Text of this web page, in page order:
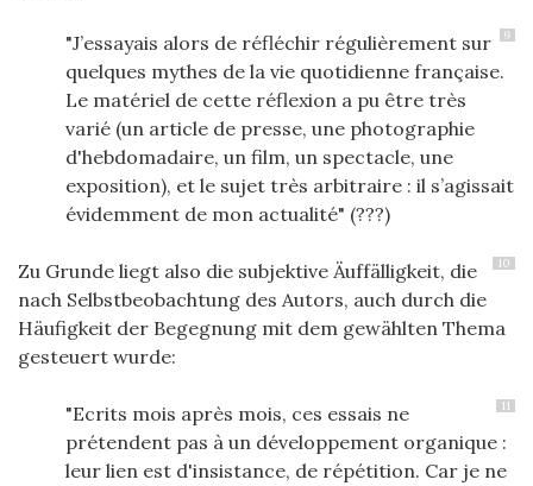
9
"J’essayais alors de réfléchir régulièrement sur
quelques mythes de la vie quotidienne française.
Le matériel de cette réflexion a pu être très
varié (un article de presse, une photographie
d'hebdomadaire, un film, un spectacle, une
exposition), et le sujet très arbitraire : il s’agissait
évidemment de mon actualité" (???)
10
Zu Grunde liegt also die subjektive Äuffälligkeit, die
nach Selbstbeobachtung des Autors, auch durch die
Häufigkeit der Begegnung mit dem gewählten Thema
gesteuert wurde:
11
"Ecrits mois après mois, ces essais ne
prétendent pas à un développement organique :
leur lien est d'insistance, de répétition. Car je ne